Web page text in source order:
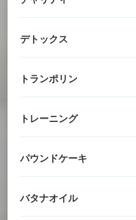
デトックス
トランポリン
トレーニング
パウンドケーキ
バタナオイル